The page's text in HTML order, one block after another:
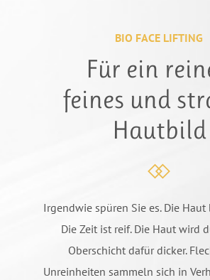
BIO FACE LIFTING
Für ein
feines und
Hautbild
Irgendwie spüren Sie es. Die
Die Zeit ist reif. Die Haut wird
Oberschicht dafür dicker.
Unreinheiten sammeln sich in